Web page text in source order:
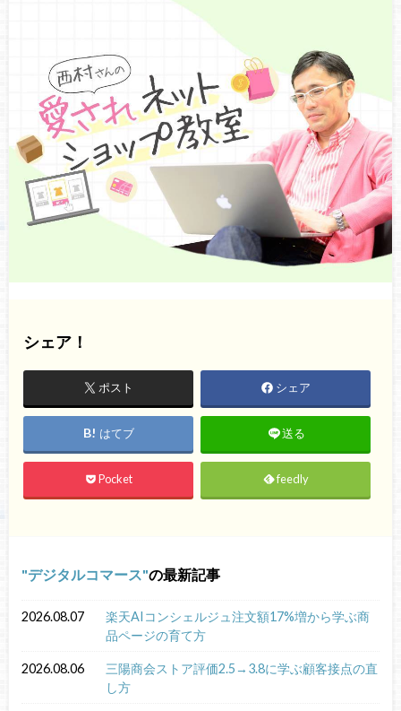
シェア！
ポスト シェア
はてブ 送る
Pocket feedly
デジタルコマース の最新記事
2026.08.07
楽天AIコンシェルジュ注文額17%増から学ぶ商
品ページの育て方
2026.08.06
三陽商会ストア評価2.5→3.8に学ぶ顧客接点の直
し方